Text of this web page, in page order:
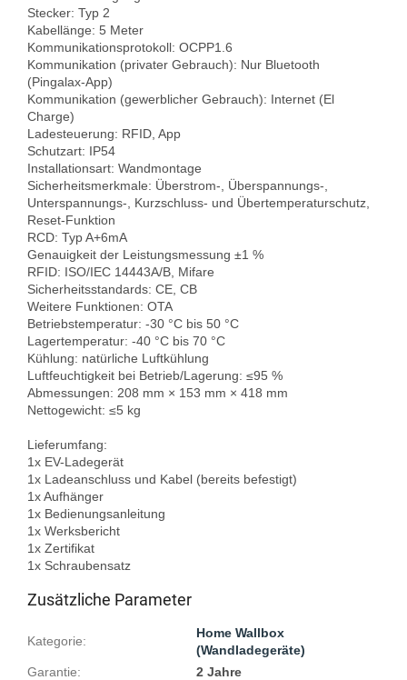
Stecker: Typ 2
Kabellänge: 5 Meter
Kommunikationsprotokoll: OCPP1.6
Kommunikation (privater Gebrauch): Nur Bluetooth
(Pingalax-App)
Kommunikation (gewerblicher Gebrauch): Internet (El
Charge)
Ladesteuerung: RFID, App
Schutzart: IP54
Installationsart: Wandmontage
Sicherheitsmerkmale: Überstrom-, Überspannungs-,
Unterspannungs-, Kurzschluss- und Übertemperaturschutz,
Reset-Funktion
RCD: Typ A+6mA
Genauigkeit der Leistungsmessung ±1 %
RFID: ISO/IEC 14443A/B, Mifare
Sicherheitsstandards: CE, CB
Weitere Funktionen: OTA
Betriebstemperatur: -30 °C bis 50 °C
Lagertemperatur: -40 °C bis 70 °C
Kühlung: natürliche Luftkühlung
Luftfeuchtigkeit bei Betrieb/Lagerung: ≤95 %
Abmessungen: 208 mm × 153 mm × 418 mm
Nettogewicht: ≤5 kg
Lieferumfang:
1x EV-Ladegerät
1x Ladeanschluss und Kabel (bereits befestigt)
1x Aufhänger
1x Bedienungsanleitung
1x Werksbericht
1x Zertifikat
Zusätzliche Parameter
Kategorie:
Home Wallbox
(Wandladegeräte)
Garantie:
2 Jahre